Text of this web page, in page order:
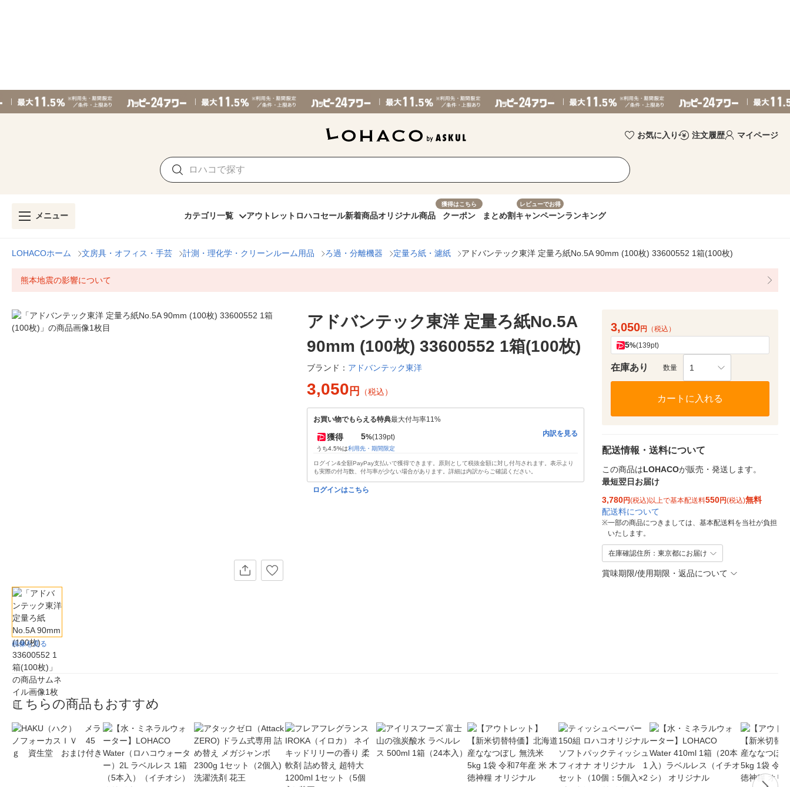
お気に入り 注文履歴 マイページ
メニュー カテゴリ一覧 アウトレット ロハコセール新着商品オリジナル商品
獲得はこちら
クーポン まとめ割
レビューでお得
キャンペーンランキング
LOHACOホーム 文房具・オフィス・手芸 計測・理化学・クリーンルーム用品 ろ過・分離機器 定量ろ紙・濾紙 アドバンテック東洋 定量ろ紙No.5A 90mm (100枚) 33600552 1箱(100枚)
熊本地震の影響について
画像を見る
アドバンテック東洋 定量ろ紙No.5A
90mm (100枚) 33600552 1箱(100枚)
ブランド： アドバンテック東洋
3,050 円 （税込）
お買い物でもらえる特典最大付与率11%
獲得 5%(139pt)
うち4.5%は利用先・期間限定
内訳を見る
ログイン&全額PayPay支払いで獲得できます。原則として税抜金額に対し付与されます。表示より
も実際の付与数、付与率が少ない場合があります。詳細は内訳からご確認ください。
ログインはこちら
3,050円 （税込）
5%(139pt)
在庫あり 数量 1
カートに入れる
配送情報・送料について
この商品はLOHACOが販売・発送します。
最短翌日お届け
3,780円(税込)以上で基本配送料550円(税込)無料
配送料について
※一部の商品につきましては、基本配送料を当社が負担
いたします。
在庫確認住所：東京都にお届け
賞味期限/使用期限・返品について
こちらの商品もおすすめ